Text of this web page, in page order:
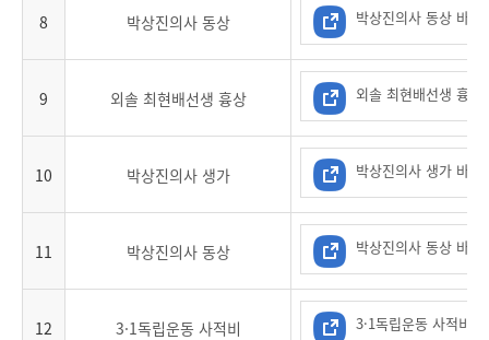
8 박상진의사 동상 박상진의사 동상 바로
9 외솔 최현배선생 흉상 외솔 최현배선생 흉상
10 박상진의사 생가 박상진의사 생가 바로
11 박상진의사 동상 박상진의사 동상 바로
12 3·1독립운동 사적비 3·1독립운동 사적비